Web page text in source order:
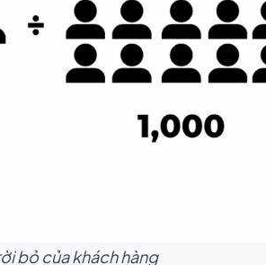
bỏ của khách hàng